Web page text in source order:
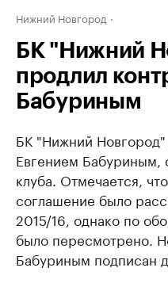
Нижний Новгород
БК "Нижний
продлил
Бабуриным
БК "Нижний Новгород"
Евгением Бабуриным,
клуба. Отмечается,
соглашение было
2015/16, однако по
было пересмотрено.
Бабуриным подписан